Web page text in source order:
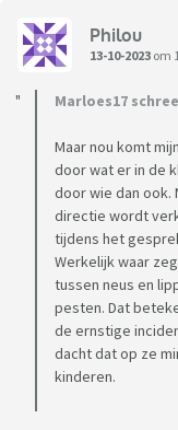
Philou
13-10-2023 om
Marloes17
Maar nou komt
door wat er in de
door wie dan ook.
directie wordt
tijdens het
Werkelijk waar
tussen neus en
pesten. Dat
de ernstige
dacht dat op ze
kinderen.